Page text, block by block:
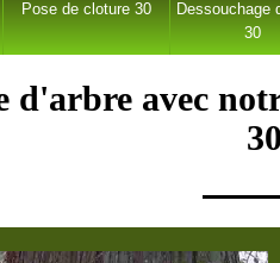
Pose de cloture 30
Dessouchage
30
d'arbre avec